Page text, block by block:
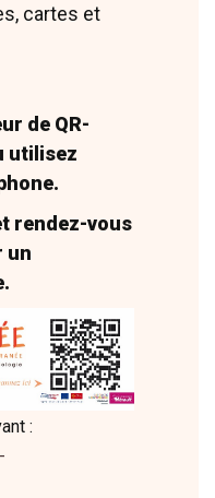
cartes et
de QR-
utilisez
rendez-vous
un
:
aspahc